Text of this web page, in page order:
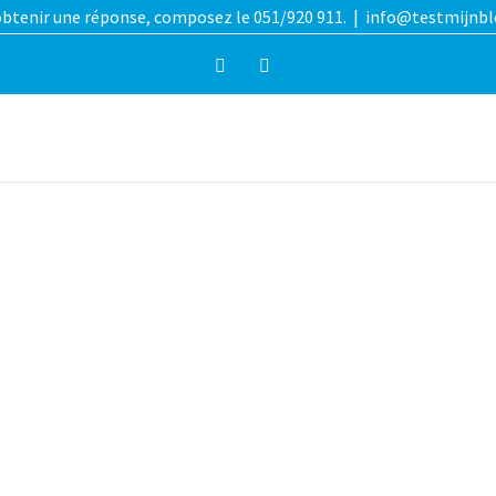
une réponse, composez le 051/920 911. |
Facebook